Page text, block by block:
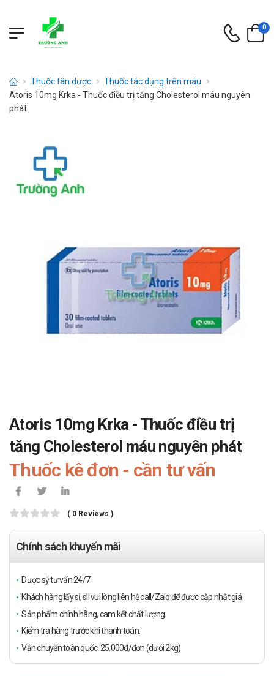
0
Thuốc tân dược
Thuốc tác dụng trên máu
Atoris 10mg Krka - Thuốc điều trị tăng Cholesterol máu nguyên
phát
Atoris 10mg Krka - Thuốc điều trị
tăng Cholesterol máu nguyên phát
Thuốc kê đơn - cần tư vấn
( 0 Reviews )
Chính sách khuyến mãi
Dược sỹ tư vấn 24/7.
Khách hàng lấy sỉ, sll vui lòng liên hệ call/Zalo để được cập nhật giá
Sản phẩm chính hãng, cam kết chất lượng.
Kiểm tra hàng trước khi thanh toán.
Vận chuyển toàn quốc: 25.000đ/đơn (dưới 2kg)